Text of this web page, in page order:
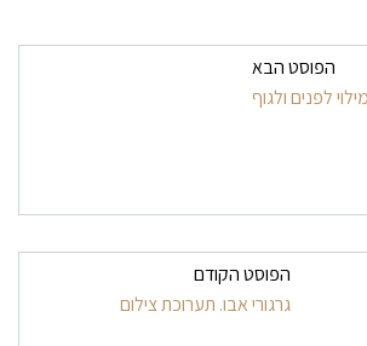
הפוסט הבא
לפנים ולגוף
הפוסט הקודם
גרגורי אבו. תערוכת צילום